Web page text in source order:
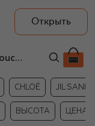
Открыть
Серые женские кеды Doucal's
CHLOÉ JIL
ВЫСОТА ЦЕНА